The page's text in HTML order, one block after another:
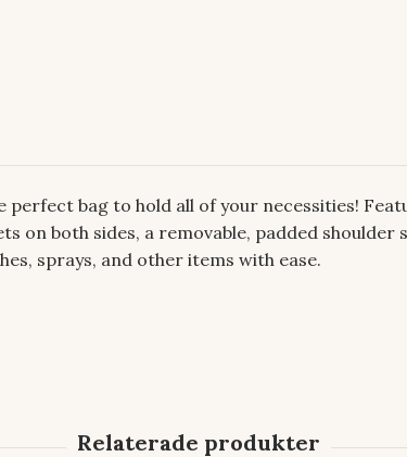
perfect bag to hold all of your necessities!
on both sides, a removable, padded
sprays, and other items with ease.